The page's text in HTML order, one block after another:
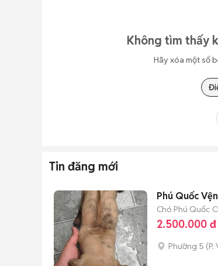
Không tìm thấy
Hãy xóa một số
Tin đăng mới
Phú Quốc
Chó Phú Quốc
2.500.000 đ
Phường 5 (P.